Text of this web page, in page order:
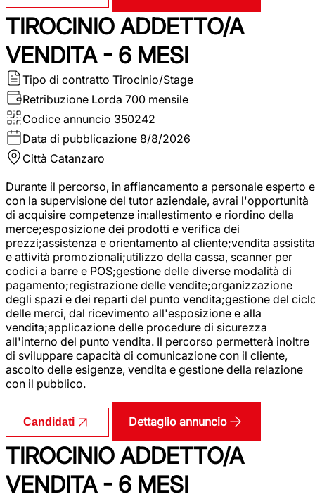
TIROCINIO ADDETTO/A
VENDITA - 6 MESI
Tipo di contratto Tirocinio/Stage
Retribuzione Lorda 700 mensile
Codice annuncio 350242
Data di pubblicazione 8/8/2026
Città Catanzaro
Durante il percorso, in affiancamento a personale esperto e
con la supervisione del tutor aziendale, avrai l'opportunità
di acquisire competenze in:allestimento e riordino della
merce;esposizione dei prodotti e verifica dei
prezzi;assistenza e orientamento al cliente;vendita assistita
e attività promozionali;utilizzo della cassa, scanner per
codici a barre e POS;gestione delle diverse modalità di
pagamento;registrazione delle vendite;organizzazione
degli spazi e dei reparti del punto vendita;gestione del
delle merci, dal ricevimento all'esposizione e alla
vendita;applicazione delle procedure di sicurezza
all'interno del punto vendita. Il percorso permetterà inoltre
di sviluppare capacità di comunicazione con il cliente,
ascolto delle esigenze, vendita e gestione della relazione
con il pubblico.
Candidati Dettaglio annuncio
TIROCINIO ADDETTO/A
VENDITA - 6 MESI